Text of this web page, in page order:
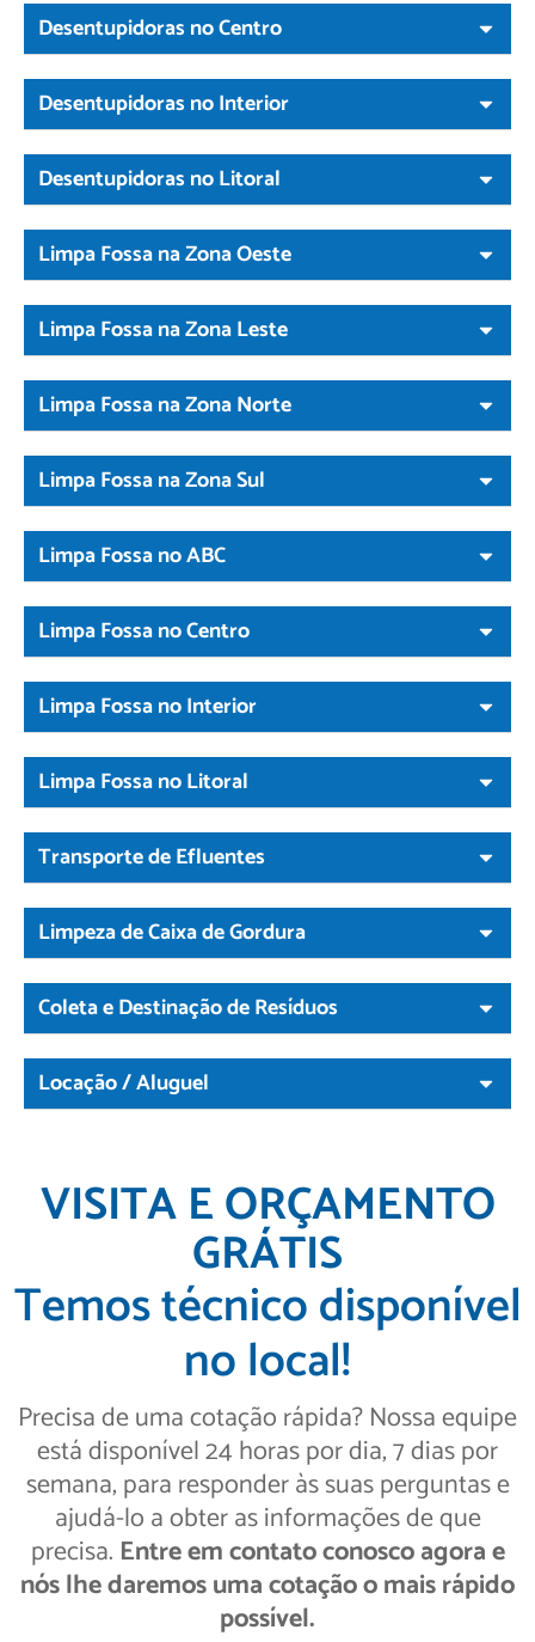
Desentupidoras no Centro
Desentupidoras no Interior
Desentupidoras no Litoral
Limpa Fossa na Zona Oeste
Limpa Fossa na Zona Leste
Limpa Fossa na Zona Norte
Limpa Fossa na Zona Sul
Limpa Fossa no ABC
Limpa Fossa no Centro
Limpa Fossa no Interior
Limpa Fossa no Litoral
Transporte de Efluentes
Limpeza de Caixa de Gordura
Coleta e Destinação de Resíduos
Locação / Aluguel
VISITA E ORÇAMENTO
GRÁTIS
Temos técnico disponível
no local!
Precisa de uma cotação rápida? Nossa equipe
está disponível 24 horas por dia, 7 dias por
semana, para responder às suas perguntas e
ajudá-lo a obter as informações de que
precisa. Entre em contato conosco agora e
nós lhe daremos uma cotação o mais rápido
possível.